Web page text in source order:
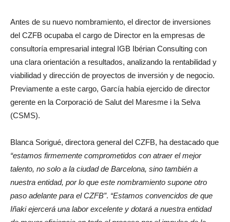
Antes de su nuevo nombramiento, el director de inversiones
del CZFB ocupaba el cargo de Director en la empresas de
consultoría empresarial integral IGB Ibérian Consulting con
una clara orientación a resultados, analizando la rentabilidad y
viabilidad y dirección de proyectos de inversión y de negocio.
Previamente a este cargo, García había ejercido de director
gerente en la Corporació de Salut del Maresme i la Selva
(CSMS).
Blanca Sorigué, directora general del CZFB, ha destacado que
“estamos firmemente comprometidos con atraer el mejor
talento, no solo a la ciudad de Barcelona, sino también a
nuestra entidad, por lo que este nombramiento supone otro
paso adelante para el CZFB”. “Estamos convencidos de que
Iñaki ejercerá una labor excelente y dotará a nuestra entidad